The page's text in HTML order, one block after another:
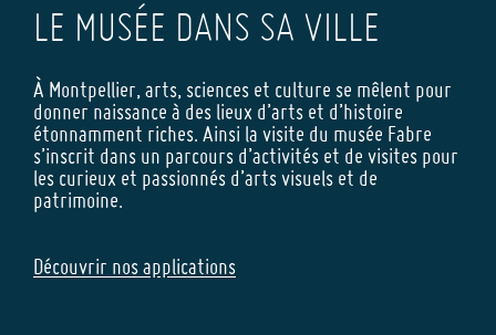
LE MUSÉE DANS SA VILLE
À Montpellier, arts, sciences et culture se mêlent pour
donner naissance à des lieux d’arts et d’histoire
étonnamment riches. Ainsi la visite du musée Fabre
s’inscrit dans un parcours d’activités et de visites pour
les curieux et passionnés d’arts visuels et de
patrimoine.
Découvrir nos applications